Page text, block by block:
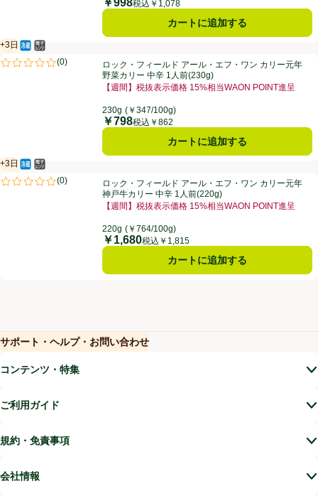
価格
￥998税込￥1,078
カートに追加する
ロック・フィールド アール・エフ・ワン カリー元年 野菜カリー 中辛
+3日
賞味・消費期限保証：3日
冷蔵食品
電子レンジ使用可
(0)
評価は0件のレビューで5点中0.0点。ロック・フィールド アール・エフ・ワン カリー元年
野菜カリー 中辛 1人前(230g)
【週間】税抜表示価格 15%相当WAON POINT進呈
230g (￥347/100g)
価格
￥798税込￥862
カートに追加する
ロック・フィールド アール・エフ・ワン カリー元年 神戸牛カリー 中
+3日
賞味・消費期限保証：3日
冷蔵食品
電子レンジ使用可
(0)
評価は0件のレビューで5点中0.0点。ロック・フィールド アール・エフ・ワン カリー元年
神戸牛カリー 中辛 1人前(220g)
【週間】税抜表示価格 15%相当WAON POINT進呈
220g (￥764/100g)
価格
￥1,680税込￥1,815
カートに追加する
サポート・ヘルプ・お問い合わせ
(新しいウィンドウで開く)
コンテンツ・特集
ご利用ガイド
規約・免責事項
会社情報